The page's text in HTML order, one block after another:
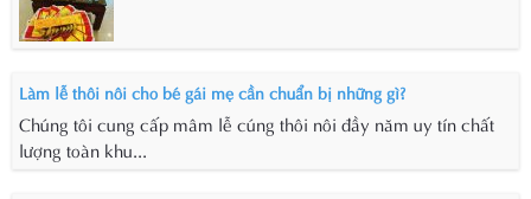
Làm lễ thôi nôi cho bé gái mẹ cần chuẩn bị những gì?
Chúng tôi cung cấp mâm lễ cúng thôi nôi đầy năm uy tín chất
lượng toàn khu...